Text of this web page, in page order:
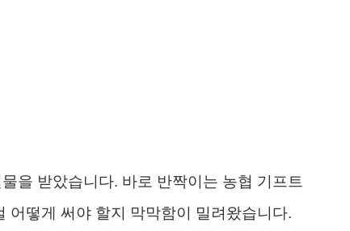
을 받았습니다. 바로 반짝이는 농협 기프트
어떻게 써야 할지 막막함이 밀려왔습니다.